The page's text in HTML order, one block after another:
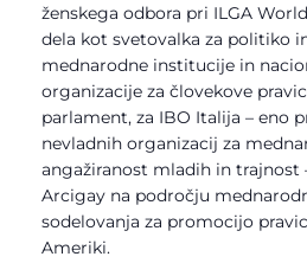
ženskega odbora pri ILGA
dela kot svetovalka za politiko
mednarodne institucije in
organizacije za človekove
parlament, za IBO Italija – eno
nevladnih organizacij za
angažiranost mladih in trajnost
Arcigay na področju
sodelovanja za promocijo
Ameriki.